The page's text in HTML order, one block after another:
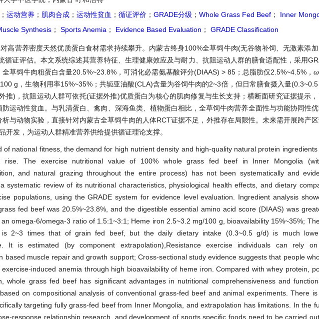
； 运动营养 ； 肌肉合成 ； 运动性贫血 ； 循证评价 ； GRADE分级 ； Whole Grass Fed Beef ；
Inner
Synthesis ； Sports Anemia ； Evidence Based Evaluation ； GRADE Classification
高营养密度天然优质蛋白食材需求持续攀升。内蒙古终身100%全草饲牛肉(无谷物补饲、无激素添
循证评估。本文系统综述其营养特征、生理健康效应及与耐力、抗阻运动人群的膳食适配性，采用
草饲牛肉粗蛋白含量20.5%~23.8%，可消化必需氨基酸评分(DIAAS) > 85；总脂肪仅2.5%~4.5%，ω
g，生物利用率15%~35%；共轭亚油酸(CLA)含量为谷饲牛肉的2~3倍，但日常膳食摄入量
推)，抗阻运动人群可依托(证据外推)优质蛋白为核心的肌肉修复与生长支持；横断面研究证据提示，
运动性贫血。与乳清蛋白、禽肉、深海鱼类、植物蛋白相比，全草饲牛肉营养全面性与功能协同性
与动物实验，直接针对内蒙古全草饲牛肉的人体RCT证据不足，外推存在局限性。未来需开展跨产区
开发，为运动人群精准营养供给提供循证理论支撑。
of national fitness, the demand for high nutrient density and high-quality natural protein
rise. The exercise nutritional value of 100% whole grass fed beef in Inner Mongolia
and natural grazing throughout the entire process) has not been systematically and
systematic review of its nutritional characteristics, physiological health effects, and dietary
populations, using the GRADE system for evidence level evaluation. Ingredient analysis
fed beef was 20.5%~23.8%, and the digestible essential amino acid score (DIAAS) was
omega-6/omega-3 ratio of 1.5:1~3:1; Heme iron 2.5~3.2 mg/100 g, bioavailability 15%~35%;
is 2~3 times that of grain fed beef, but the daily dietary intake (0.3~0.5 g/d) is much
It is estimated (by component extrapolation),Resistance exercise individuals can rely
based muscle repair and growth support; Cross-sectional study evidence suggests that people
induced anemia through high bioavailability of heme iron. Compared with whey protein,
whole grass fed beef has significant advantages in nutritional comprehensiveness and
on compositional analysis of conventional grass-fed beef and animal experiments. There is
targeting fully grass-fed beef from Inner Mongolia, and extrapolation has limitations. In the
response relationship research, and development of sports specific foods need to be carried